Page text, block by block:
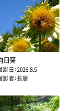
日葵
影日：2026.8.5
影者：長居